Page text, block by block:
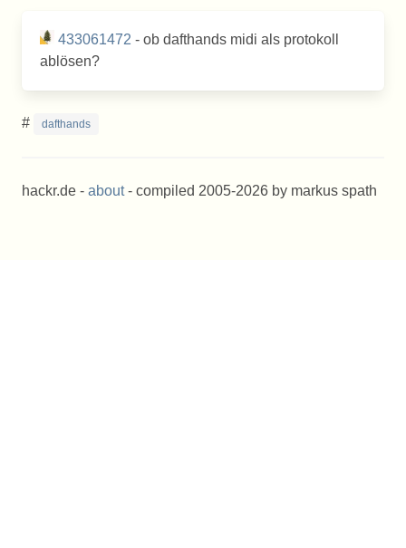
433061472 - ob dafthands midi als protokoll
ablösen?
# dafthands
hackr.de - about- compiled 2005-2026 by markus spath